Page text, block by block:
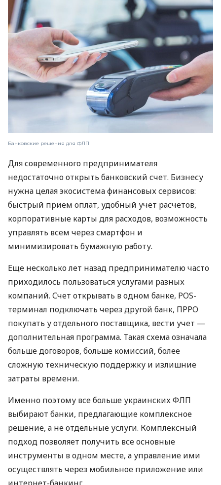
Банковские решения для ФЛП
Для современного предпринимателя
недостаточно открыть банковский счет. Бизнесу
нужна целая экосистема финансовых сервисов:
быстрый прием оплат, удобный учет расчетов,
корпоративные карты для расходов, возможность
управлять всем через смартфон и
минимизировать бумажную работу.
Еще несколько лет назад предпринимателю часто
приходилось пользоваться услугами разных
компаний. Счет открывать в одном банке, POS-
терминал подключать через другой банк, ПРРО
покупать у отдельного поставщика, вести учет —
дополнительная программа. Такая схема означала
больше договоров, больше комиссий, более
сложную техническую поддержку и излишние
затраты времени.
Именно поэтому все больше украинских ФЛП
выбирают банки, предлагающие комплексное
решение, а не отдельные услуги. Комплексный
подход позволяет получить все основные
инструменты в одном месте, а управление ими
осуществлять через мобильное приложение или